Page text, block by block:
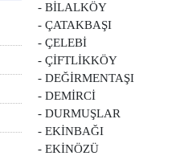
- BİLALKÖY
- ÇATAKBAŞI
- ÇELEBİ
- ÇİFTLİKKÖY
- DEĞİRMENTAŞI
- DEMİRCİ
- DURMUŞLAR
- EKİNBAĞI
- EKİNÖZÜ